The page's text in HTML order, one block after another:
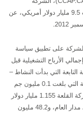
الاستثمارية الرائدة في أفريقيا والشرق الأوسط وتبلغ قيمة استثمارات 9.5 مليار دولار أمريكي، عن
جذرية خلال عام 2012.وحرصت الشركة على تطبيق سياسة
الأرباح التشغيلية قبل
التابعة التي بدأت النشاط –
البالغ عددها 8 شركات – 111.4 مليون جم، مقارنة بالخسائر التشغيلية التي بلغت 0.1 مليون جم
خلال عام 2011. وبلغت الاستثمارات الرئيسية من الموارد الذاتية لشركة القلعة 1.155 مليار دولار
أمريكي في ختام 2012، بواقع 214.7 مليون دولار أمريكي زيادة على مدار العام، و48.2 مليون